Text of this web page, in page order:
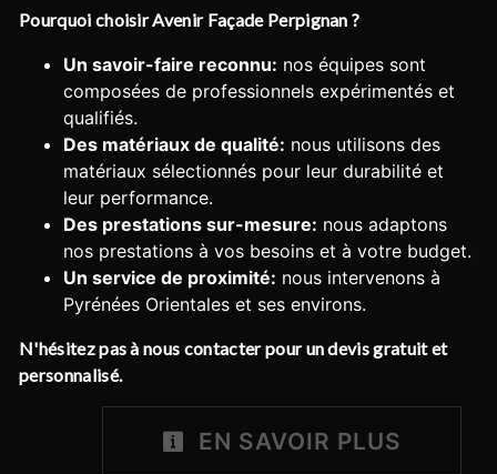
Pourquoi choisir Avenir Façade Perpignan ?
Un savoir-faire reconnu: nos équipes sont
composées de professionnels expérimentés et
qualifiés.
Des matériaux de qualité: nous utilisons des
matériaux sélectionnés pour leur durabilité et
leur performance.
Des prestations sur-mesure: nous adaptons
nos prestations à vos besoins et à votre budget.
Un service de proximité: nous intervenons à
Pyrénées Orientales et ses environs.
N'hésitez pas à nous contacter pour un devis gratuit et
personnalisé.
EN SAVOIR PLUS